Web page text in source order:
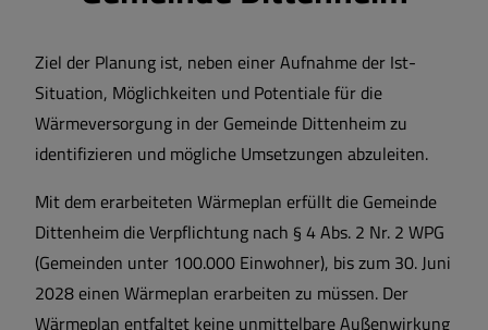
Ziel der Planung ist, neben einer Aufnahme der Ist-
Situation, Möglichkeiten und Potentiale für die
Wärmeversorgung in der Gemeinde Dittenheim zu
identifizieren und mögliche Umsetzungen abzuleiten.
Mit dem erarbeiteten Wärmeplan erfüllt die Gemeinde
Dittenheim die Verpflichtung nach § 4 Abs. 2 Nr. 2 WPG
(Gemeinden unter 100.000 Einwohner), bis zum 30. Juni
2028 einen Wärmeplan erarbeiten zu müssen. Der
Wärmeplan entfaltet keine unmittelbare Außenwirkung